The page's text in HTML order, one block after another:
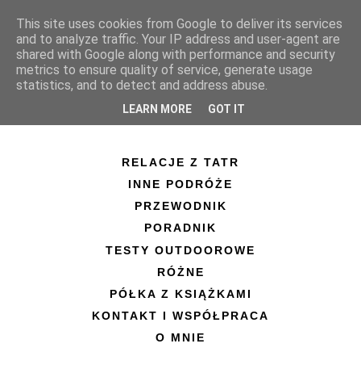
RELACJE Z TATR
INNE PODRÓŻE
PRZEWODNIK
PORADNIK
TESTY OUTDOOROWE
RÓŻNE
PÓŁKA Z KSIĄŻKAMI
KONTAKT I WSPÓŁPRACA
O MNIE
This site uses cookies from Google to deliver its services
and to analyze traffic. Your IP address and user-agent are
shared with Google along with performance and security
metrics to ensure quality of service, generate usage
statistics, and to detect and address abuse.
LEARN MORE GOT IT